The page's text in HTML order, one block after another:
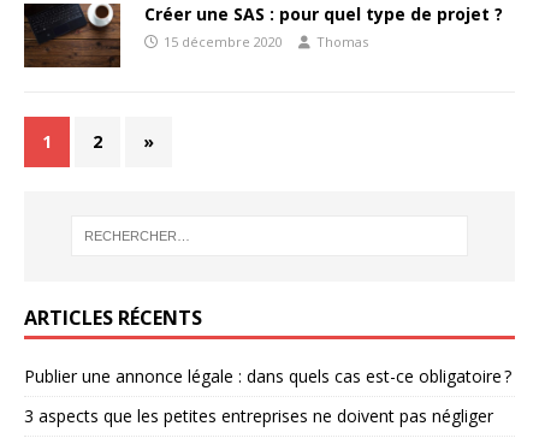
Créer une SAS : pour quel type de projet ?
15 décembre 2020 Thomas
1 2 »
ARTICLES RÉCENTS
Publier une annonce légale : dans quels cas est-ce obligatoire ?
3 aspects que les petites entreprises ne doivent pas négliger